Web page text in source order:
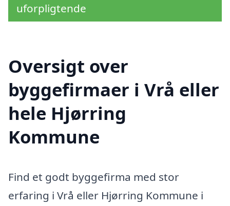
uforpligtende
Oversigt over
byggefirmaer i Vrå eller
hele Hjørring
Kommune
Find et godt byggefirma med stor
erfaring i Vrå eller Hjørring Kommune i